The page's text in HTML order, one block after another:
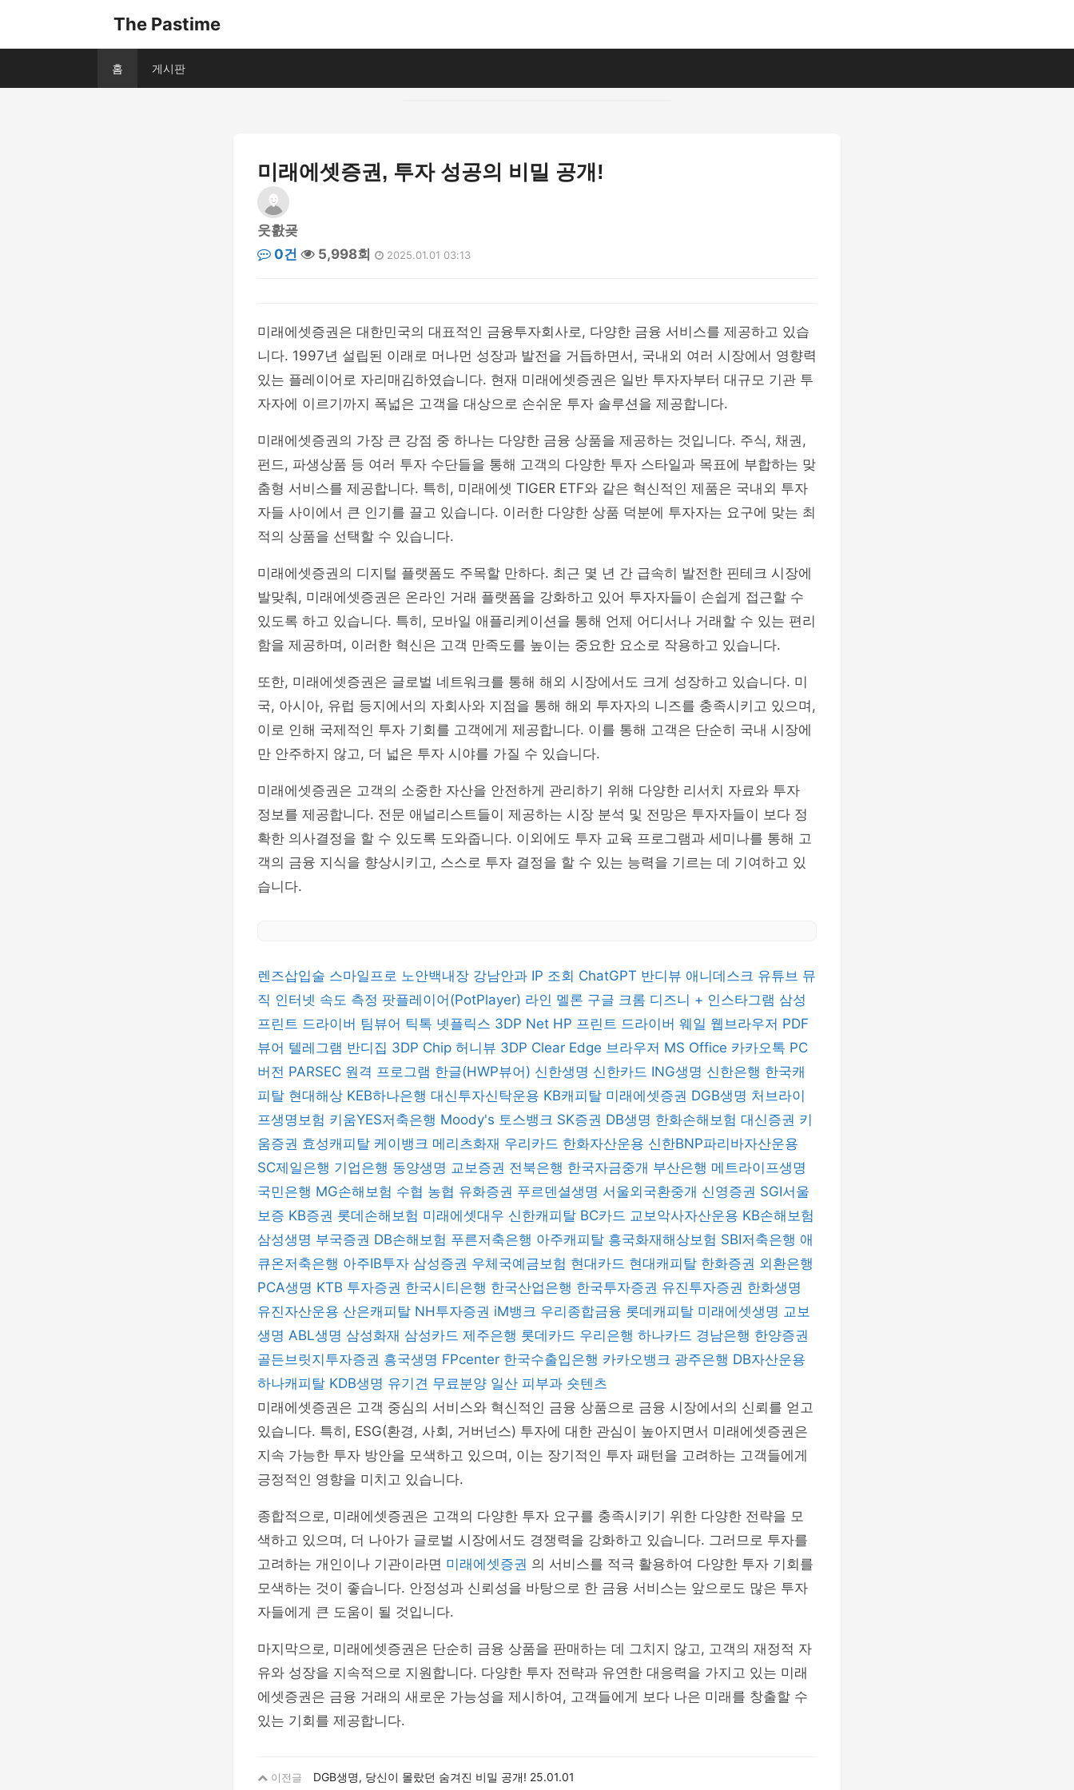
The Pastime
홈 게시판
미래에셋증권, 투자 성공의 비밀 공개!
웃홠굦
0건
5,998회 2025.01.01 03:13
미래에셋증권은 대한민국의 대표적인 금융투자회사로, 다양한 금융 서비스를 제공하고 있습
니다. 1997년 설립된 이래로 머나먼 성장과 발전을 거듭하면서, 국내외 여러 시장에서 영향력
있는 플레이어로 자리매김하였습니다. 현재 미래에셋증권은 일반 투자자부터 대규모 기관 투
자자에 이르기까지 폭넓은 고객을 대상으로 손쉬운 투자 솔루션을 제공합니다.
미래에셋증권의 가장 큰 강점 중 하나는 다양한 금융 상품을 제공하는 것입니다. 주식, 채권,
펀드, 파생상품 등 여러 투자 수단들을 통해 고객의 다양한 투자 스타일과 목표에 부합하는 맞
춤형 서비스를 제공합니다. 특히, 미래에셋 TIGER ETF와 같은 혁신적인 제품은 국내외 투자
자들 사이에서 큰 인기를 끌고 있습니다. 이러한 다양한 상품 덕분에 투자자는 요구에 맞는 최
적의 상품을 선택할 수 있습니다.
미래에셋증권의 디지털 플랫폼도 주목할 만하다. 최근 몇 년 간 급속히 발전한 핀테크 시장에
발맞춰, 미래에셋증권은 온라인 거래 플랫폼을 강화하고 있어 투자자들이 손쉽게 접근할 수
있도록 하고 있습니다. 특히, 모바일 애플리케이션을 통해 언제 어디서나 거래할 수 있는 편리
함을 제공하며, 이러한 혁신은 고객 만족도를 높이는 중요한 요소로 작용하고 있습니다.
또한, 미래에셋증권은 글로벌 네트워크를 통해 해외 시장에서도 크게 성장하고 있습니다. 미
국, 아시아, 유럽 등지에서의 자회사와 지점을 통해 해외 투자자의 니즈를 충족시키고 있으며,
이로 인해 국제적인 투자 기회를 고객에게 제공합니다. 이를 통해 고객은 단순히 국내 시장에
만 안주하지 않고, 더 넓은 투자 시야를 가질 수 있습니다.
미래에셋증권은 고객의 소중한 자산을 안전하게 관리하기 위해 다양한 리서치 자료와 투자
정보를 제공합니다. 전문 애널리스트들이 제공하는 시장 분석 및 전망은 투자자들이 보다 정
확한 의사결정을 할 수 있도록 도와줍니다. 이외에도 투자 교육 프로그램과 세미나를 통해 고
객의 금융 지식을 향상시키고, 스스로 투자 결정을 할 수 있는 능력을 기르는 데 기여하고 있
습니다.
렌즈삽입술 스마일프로 노안백내장 강남안과 IP 조회 ChatGPT 반디뷰 애니데스크 유튜브 뮤
직 인터넷 속도 측정 팟플레이어(PotPlayer) 라인 멜론 구글 크롬 디즈니 + 인스타그램 삼성
프린트 드라이버 팀뷰어 틱톡 넷플릭스 3DP Net HP 프린트 드라이버 웨일 웹브라우저 PDF
뷰어 텔레그램 반디집 3DP Chip 허니뷰 3DP Clear Edge 브라우저 MS Office 카카오톡 PC
버전 PARSEC 원격 프로그램 한글(HWP뷰어) 신한생명 신한카드 ING생명 신한은행 한국캐
피탈 현대해상 KEB하나은행 대신투자신탁운용 KB캐피탈 미래에셋증권 DGB생명 처브라이
프생명보험 키움YES저축은행 Moody's 토스뱅크 SK증권 DB생명 한화손해보험 대신증권 키
움증권 효성캐피탈 케이뱅크 메리츠화재 우리카드 한화자산운용 신한BNP파리바자산운용
SC제일은행 기업은행 동양생명 교보증권 전북은행 한국자금중개 부산은행 메트라이프생명
국민은행 MG손해보험 수협 농협 유화증권 푸르덴셜생명 서울외국환중개 신영증권 SGI서울
보증 KB증권 롯데손해보험 미래에셋대우 신한캐피탈 BC카드 교보악사자산운용 KB손해보험
삼성생명 부국증권 DB손해보험 푸른저축은행 아주캐피탈 흥국화재해상보험 SBI저축은행 애
큐온저축은행 아주IB투자 삼성증권 우체국예금보험 현대카드 현대캐피탈 한화증권 외환은행
PCA생명 KTB 투자증권 한국시티은행 한국산업은행 한국투자증권 유진투자증권 한화생명
유진자산운용 산은캐피탈 NH투자증권 iM뱅크 우리종합금융 롯데캐피탈 미래에셋생명 교보
생명 ABL생명 삼성화재 삼성카드 제주은행 롯데카드 우리은행 하나카드 경남은행 한양증권
골든브릿지투자증권 흥국생명 FPcenter 한국수출입은행 카카오뱅크 광주은행 DB자산운용
하나캐피탈 KDB생명 유기견 무료분양 일산 피부과 숏텐츠
미래에셋증권은 고객 중심의 서비스와 혁신적인 금융 상품으로 금융 시장에서의 신뢰를 얻고
있습니다. 특히, ESG(환경, 사회, 거버넌스) 투자에 대한 관심이 높아지면서 미래에셋증권은
지속 가능한 투자 방안을 모색하고 있으며, 이는 장기적인 투자 패턴을 고려하는 고객들에게
긍정적인 영향을 미치고 있습니다.
종합적으로, 미래에셋증권은 고객의 다양한 투자 요구를 충족시키기 위한 다양한 전략을 모
색하고 있으며, 더 나아가 글로벌 시장에서도 경쟁력을 강화하고 있습니다. 그러므로 투자를
고려하는 개인이나 기관이라면 미래에셋증권 의 서비스를 적극 활용하여 다양한 투자 기회를
모색하는 것이 좋습니다. 안정성과 신뢰성을 바탕으로 한 금융 서비스는 앞으로도 많은 투자
자들에게 큰 도움이 될 것입니다.
마지막으로, 미래에셋증권은 단순히 금융 상품을 판매하는 데 그치지 않고, 고객의 재정적 자
유와 성장을 지속적으로 지원합니다. 다양한 투자 전략과 유연한 대응력을 가지고 있는 미래
에셋증권은 금융 거래의 새로운 가능성을 제시하여, 고객들에게 보다 나은 미래를 창출할 수
있는 기회를 제공합니다.
이전글 DGB생명, 당신이 몰랐던 숨겨진 비밀 공개! 25.01.01